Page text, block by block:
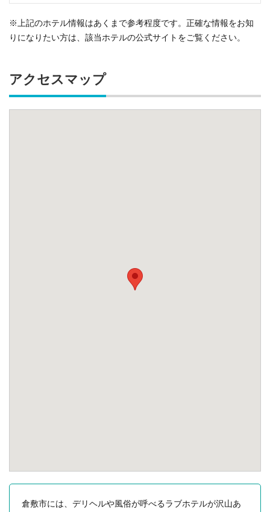
※上記のホテル情報はあくまで参考程度です。正確な情報をお知
りになりたい方は、該当ホテルの公式サイトをご覧ください。
アクセスマップ
倉敷市には、デリヘルや風俗が呼べるラブホテルが沢山あ